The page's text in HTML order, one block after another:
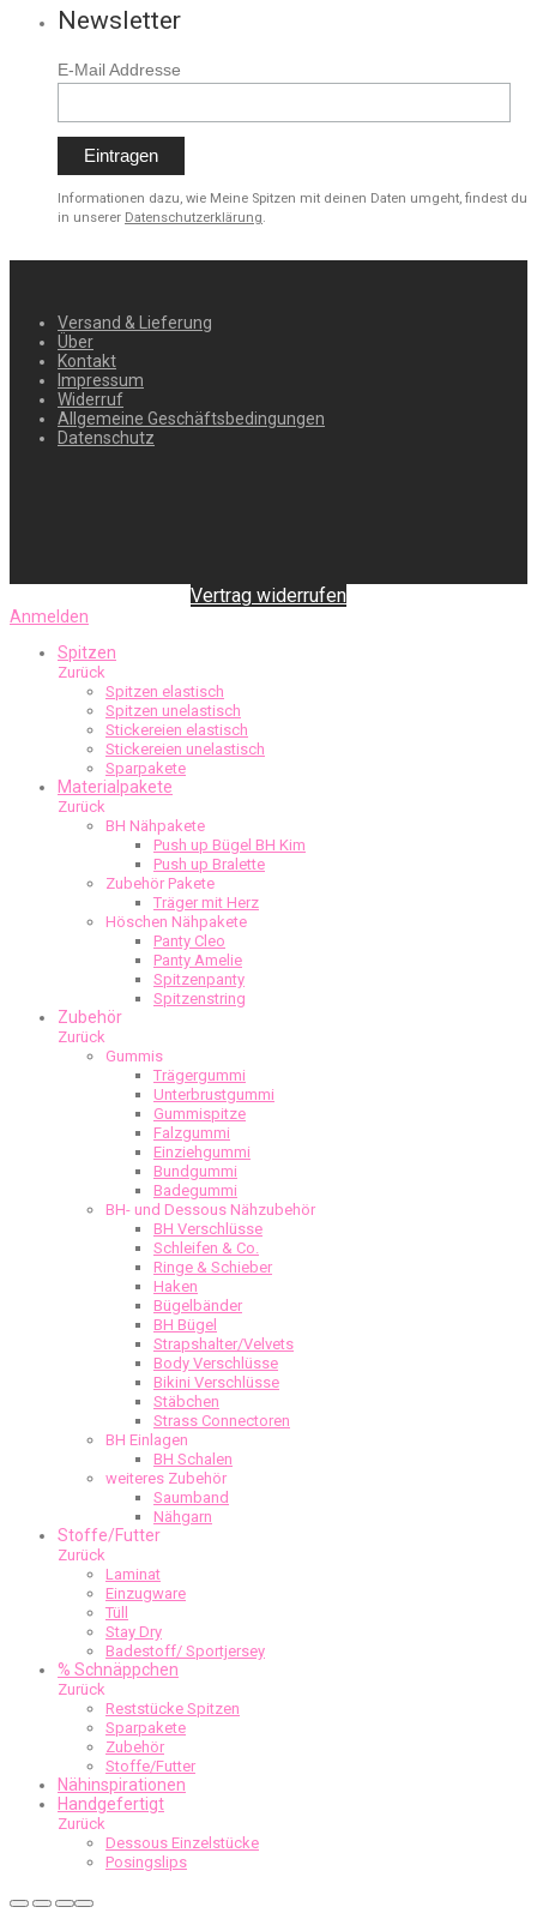
Newsletter
E-Mail Addresse
Informationen dazu, wie Meine Spitzen mit deinen Daten umgeht, findest du
in unserer Datenschutzerklärung.
Versand & Lieferung
Über
Kontakt
Impressum
Widerruf
Allgemeine Geschäftsbedingungen
Datenschutz
Vertrag widerrufen
Anmelden
Spitzen
Zurück
Spitzen elastisch
Spitzen unelastisch
Stickereien elastisch
Stickereien unelastisch
Sparpakete
Materialpakete
Zurück
BH Nähpakete
Push up Bügel BH Kim
Push up Bralette
Zubehör Pakete
Träger mit Herz
Höschen Nähpakete
Panty Cleo
Panty Amelie
Spitzenpanty
Spitzenstring
Zubehör
Zurück
Gummis
Trägergummi
Unterbrustgummi
Gummispitze
Falzgummi
Einziehgummi
Bundgummi
Badegummi
BH- und Dessous Nähzubehör
BH Verschlüsse
Schleifen & Co.
Ringe & Schieber
Haken
Bügelbänder
BH Bügel
Strapshalter/Velvets
Body Verschlüsse
Bikini Verschlüsse
Stäbchen
Strass Connectoren
BH Einlagen
BH Schalen
weiteres Zubehör
Saumband
Nähgarn
Stoffe/Futter
Zurück
Laminat
Einzugware
Tüll
Stay Dry
Badestoff/ Sportjersey
% Schnäppchen
Zurück
Reststücke Spitzen
Sparpakete
Zubehör
Stoffe/Futter
Nähinspirationen
Handgefertigt
Zurück
Dessous Einzelstücke
Posingslips